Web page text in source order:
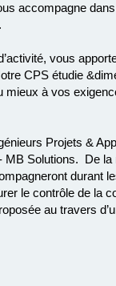
accompagne
vous
CPS étudie
mieux à vos
Projets &
Solutions. De
durant
le contrôle de la
au travers